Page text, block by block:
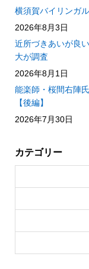
横須賀バイリンガ
2026年8月3日
近所づきあいが良
大が調査
2026年8月1日
能楽師・桜間右陣
【後編】
2026年7月30日
カテゴリー